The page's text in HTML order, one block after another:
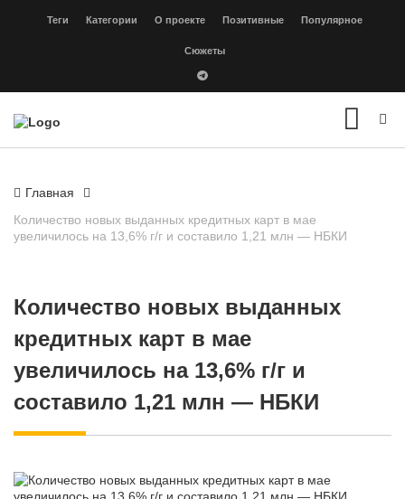
Теги Категории О проекте Позитивные Популярное
Сюжеты
Главная
Количество новых выданных кредитных карт в мае
увеличилось на 13,6% г/г и составило 1,21 млн — НБКИ
Количество новых выданных
кредитных карт в мае
увеличилось на 13,6% г/г и
составило 1,21 млн — НБКИ